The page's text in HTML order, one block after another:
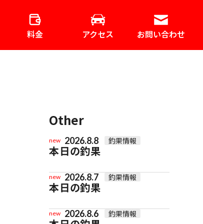
料金 アクセス お問い合わせ
Other
new 2026.8.8 釣果情報
本日の釣果
new 2026.8.7 釣果情報
本日の釣果
new 2026.8.6 釣果情報